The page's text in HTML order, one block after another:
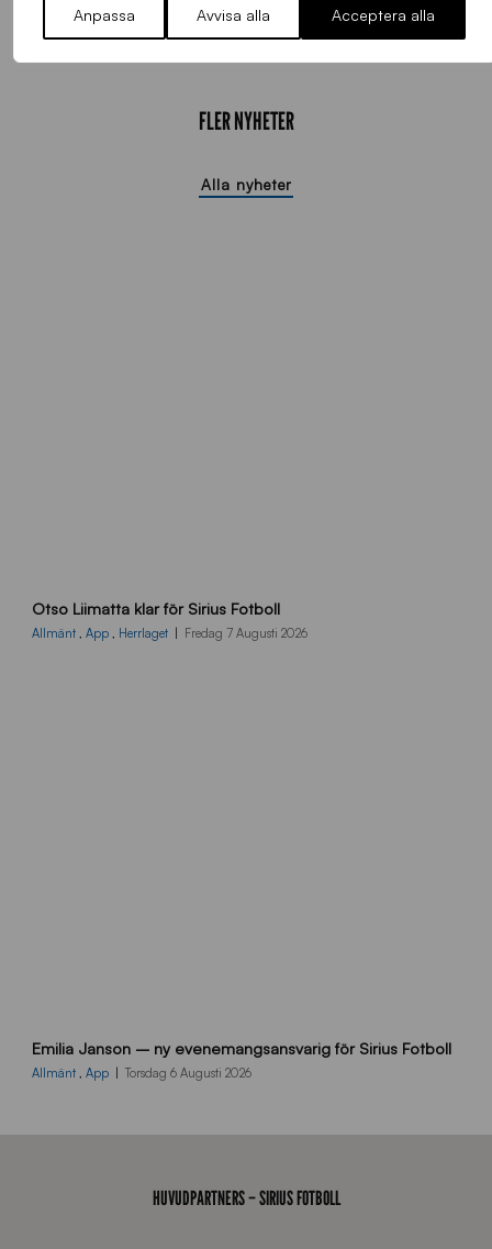
Anpassa Avvisa alla Acceptera alla
tid, då trillade vi nästan runt bollen till förbannelse.
FLER NYHETER
Alla nyheter
L
_
Otso Liimatta klar för Sirius Fotboll
Allmänt , App , Herrlaget Fredag 7 Augusti 2026
0
0
Emilia Janson – ny evenemangsansvarig för Sirius Fotboll
Allmänt , App Torsdag 6 Augusti 2026
HUVUDPARTNERS – SIRIUS FOTBOLL